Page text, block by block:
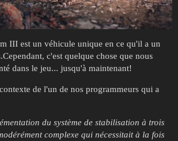
III est un véhicule unique en ce qu'il a un
c'est quelque chose que nous
dans le jeu... jusqu'à maintenant!
de l'un de nos programmeurs qui a
du système de stabilisation à trois
complexe qui nécessitait à la fois